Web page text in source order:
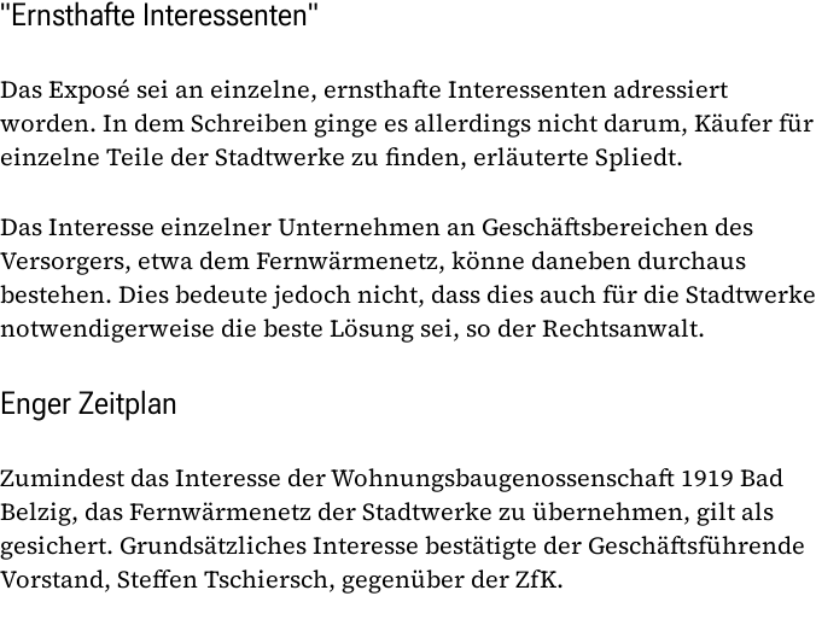
"Ernsthafte Interessenten"
Das Exposé sei an einzelne, ernsthafte Interessenten adressiert
worden. In dem Schreiben ginge es allerdings nicht darum, Käufer für
einzelne Teile der Stadtwerke zu finden, erläuterte Spliedt.
Das Interesse einzelner Unternehmen an Geschäftsbereichen des
Versorgers, etwa dem Fernwärmenetz, könne daneben durchaus
bestehen. Dies bedeute jedoch nicht, dass dies auch für die Stadtwerke
notwendigerweise die beste Lösung sei, so der Rechtsanwalt.
Enger Zeitplan
Zumindest das Interesse der Wohnungsbaugenossenschaft 1919 Bad
Belzig, das Fernwärmenetz der Stadtwerke zu übernehmen, gilt als
gesichert. Grundsätzliches Interesse bestätigte der Geschäftsführende
Vorstand, Steffen Tschiersch, gegenüber der ZfK.